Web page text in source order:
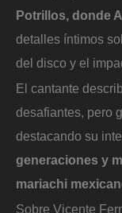
Potrillos, donde
detalles íntimos
del disco y el
El cantante
desafiantes, pero
destacando su
generaciones y
mariachi
Sobre Vicente